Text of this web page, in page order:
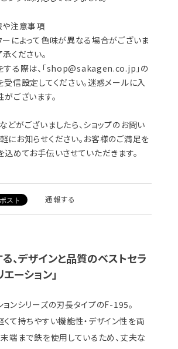
注意事項
ーによって色味が異なる場合がございま
ください。
る際は、「shop@sakagen.co.jp 」の
受信設定してください。迷惑メールに入
ございます。
どがございましたら、ショップのお問い
にお知らせください。お客様のご満足を
込めてお手伝いさせていただきます。
通報する
、デザインと品質のベストセラ
エーション」
ョンシリーズの刃長タイプのF-195。
くて持ちやすい機能性・デザイン性を両
末端まで鉄を使用しているため、丈夫な